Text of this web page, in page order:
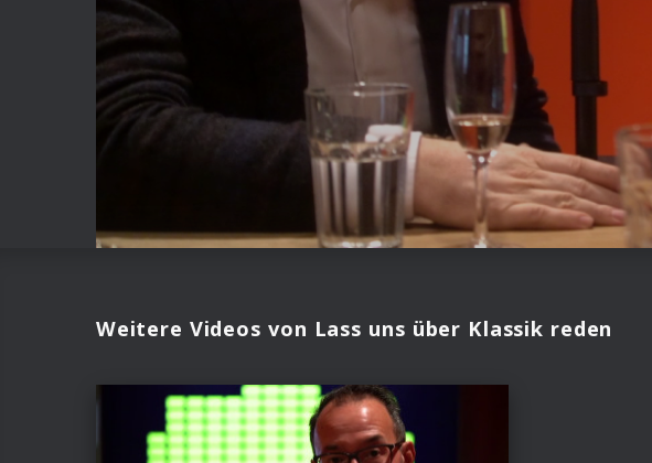
Weitere Videos von Lass uns über Klassik reden